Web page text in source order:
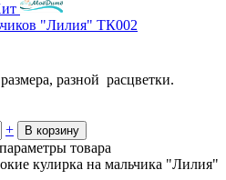
"Лилия" ТК002
разной расцветки.
+ В корзину
товара